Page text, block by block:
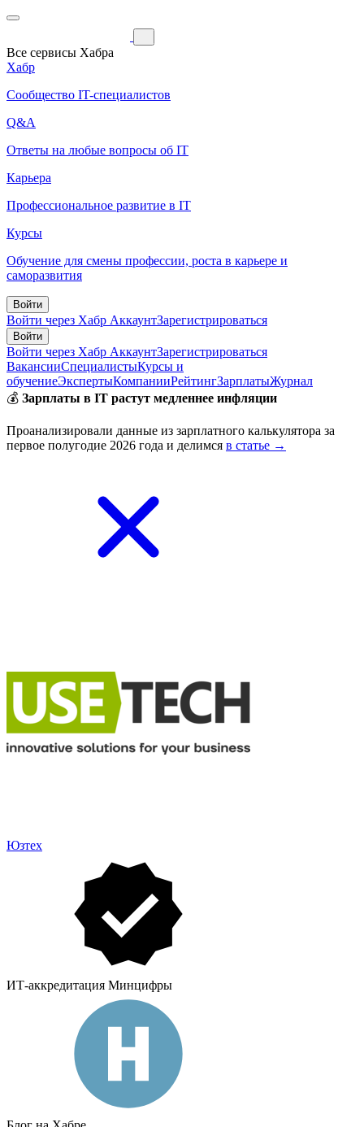
Все сервисы Хабра
Хабр
Сообщество IT-специалистов
Q&A
Ответы на любые вопросы об IT
Карьера
Профессиональное развитие в IT
Курсы
Обучение для смены профессии, роста в карьере и
саморазвития
Войти
Войти через Хабр АккаунтЗарегистрироваться
Войти
Войти через Хабр АккаунтЗарегистрироваться
ВакансииСпециалистыКурсы и
обучениеЭкспертыКомпанииРейтингЗарплатыЖурнал
💰 Зарплаты в IT растут медленнее инфляции
Проанализировали данные из зарплатного калькулятора за
первое полугодие 2026 года и делимся в статье →
Юзтех
ИТ-аккредитация Минцифры